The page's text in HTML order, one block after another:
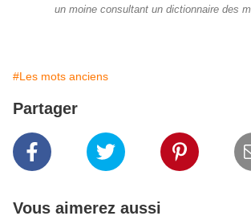
un moine consultant un dictionnaire des
#Les mots anciens
Partager
Vous aimerez aussi